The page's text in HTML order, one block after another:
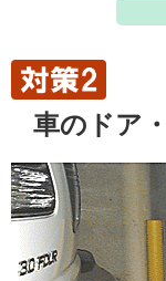
車のドア